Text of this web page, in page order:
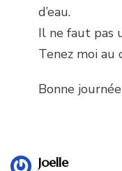
d’eau.
Il ne faut pas
Tenez moi au
Bonne journée
Joelle